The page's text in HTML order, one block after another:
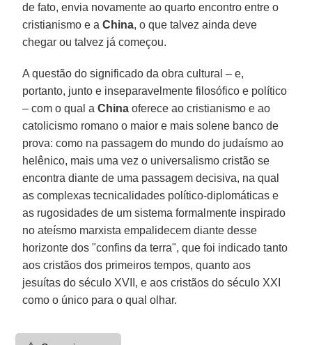
de fato, envia novamente ao quarto encontro entre o
cristianismo e aChina, o que talvez ainda deve
chegar ou talvez já começou.
A questão do significado da obra cultural – e,
portanto, junto e inseparavelmente filosófico e político
– com o qual aChina oferece ao cristianismo e ao
catolicismo romano o maior e mais solene banco de
prova: como na passagem do mundo do judaísmo ao
helênico, mais uma vez o universalismo cristão se
encontra diante de uma passagem decisiva, na qual
as complexas tecnicalidades político-diplomáticas e
as rugosidades de um sistema formalmente inspirado
no ateísmo marxista empalidecem diante desse
horizonte dos "confins da terra", que foi indicado tanto
aos cristãos dos primeiros tempos, quanto aos
jesuítas do século XVII, e aos cristãos do século XXI
como o único para o qual olhar.